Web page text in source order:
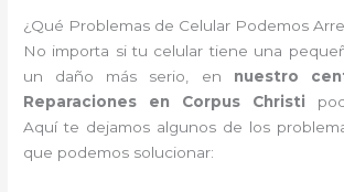
¿Qué Problemas de Celular Podemos
No importa si tu celular tiene una
un daño más serio, en nuestro
Reparaciones en Corpus Christi
Aquí te dejamos algunos de los
que podemos solucionar: